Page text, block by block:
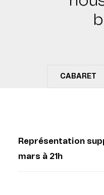
CABARET
Représentation
mars à 21h